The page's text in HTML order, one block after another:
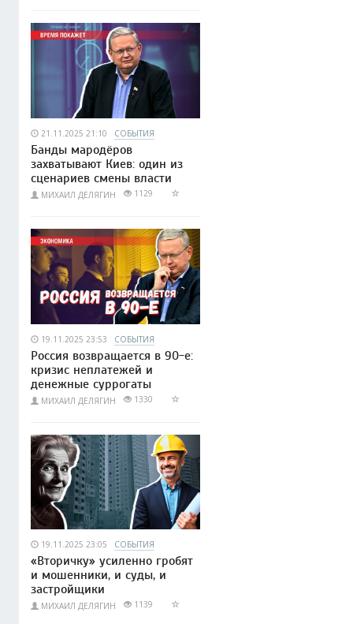
21.11.2025 21:10 СОБЫТИЯ
Банды мародёров
захватывают Киев: один из
сценариев смены власти
МИХАИЛ ДЕЛЯГИН 1129
19.11.2025 23:53 СОБЫТИЯ
Россия возвращается в 90-е:
кризис неплатежей и
денежные суррогаты
МИХАИЛ ДЕЛЯГИН 1330
19.11.2025 23:05 СОБЫТИЯ
«Вторичку» усиленно гробят
и мошенники, и суды, и
застройщики
МИХАИЛ ДЕЛЯГИН 1139